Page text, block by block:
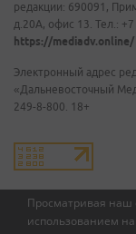
Просматривая наш
использованием
редакции: 690091,
д.20А, офис 13. Тел.:
https://mediadv.online/
Электронный адрес
«Дальневосточный
249-8-800. 18+